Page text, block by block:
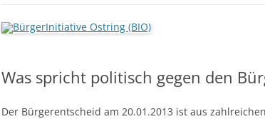
OSTRING-PRESSE
Was spricht politisch gegen den
Der Bürgerentscheid am 20.01.2013 ist aus